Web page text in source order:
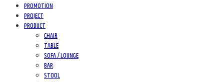
PROMOTION
PROJECT
PRODUCT
CHAIR
TABLE
SOFA / LOUNGE
BAR
STOOL